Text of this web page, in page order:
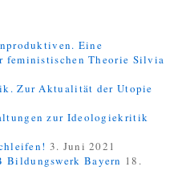
Eine
feministischen Theorie Silvia
Zur Aktualität der Utopie
zur Ideologiekritik
3. Juni 2021
Bildungswerk Bayern 18.